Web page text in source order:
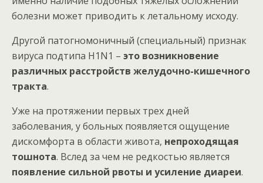
болезни может приводить к летальному исходу.
Другой патогномоничный (специальный) признак
вируса подтипа Н1N1 – это возникновение
различных расстройств желудочно-кишечного
тракта.
Уже на протяжении первых трех дней
заболевания, у больных появляется ощущение
дискомфорта в области живота, непроходящая
тошнота. Вслед за чем не редкостью является
появление сильной рвоты и усиление диареи.